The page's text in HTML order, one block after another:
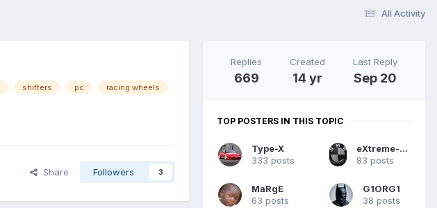
All Activity
shifters pc
racing wheels
Share Followers 3
Replies
669
Created
14 yr
Last Reply
Sep 20
TOP POSTERS IN THIS TOPIC
Type-X
333 posts
eXtreme-Hunter
83 posts
MaRgE
63 posts
G1ORG1
38 posts